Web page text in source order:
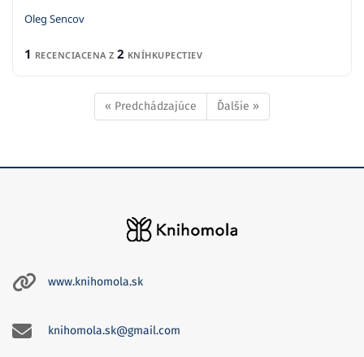
Oleg Sencov
1 RECENCIACENA Z 2 KNÍHKUPECTIEV
« Predchádzajúce Ďalšie »
www.knihomola.sk
knihomola.sk@gmail.com